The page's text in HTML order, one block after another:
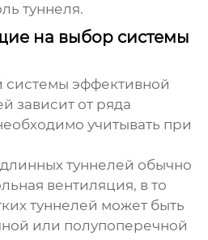
туннеля.
на выбор системы
системыэффективной
зависит от ряда
учитывать при
туннелей обычно
вентиляция, в то
туннелей может быть
или полупоперечной